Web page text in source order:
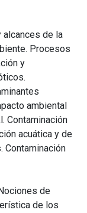
alcances de la
Procesos
y
ambiental
Contaminación
acuática y de
Contaminación
Nociones de
de los